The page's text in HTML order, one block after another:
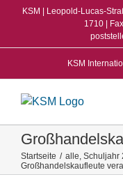
KSM | Leopold-Lucas-
1710 |
KSM
Startseite / alle, Schuljahr
Großhandelskaufleute